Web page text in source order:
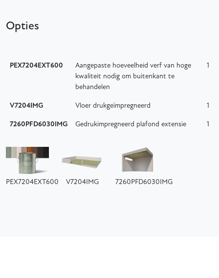
Opties
PEX7204EXT600
Aangepaste hoeveelheid verf van hoge
kwaliteit nodig om buitenkant te
behandelen
1
V7204IMG Vloer drukgeïmpregneerd 1
7260PFD6030IMG Gedrukimpregneerd plafond extensie 1
PEX7204EXT600 V7204IMG 7260PFD6030IMG